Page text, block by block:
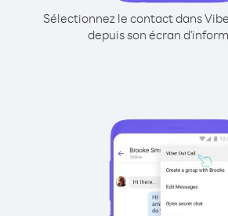
Sélectionnez le contact dans
depuis son écran